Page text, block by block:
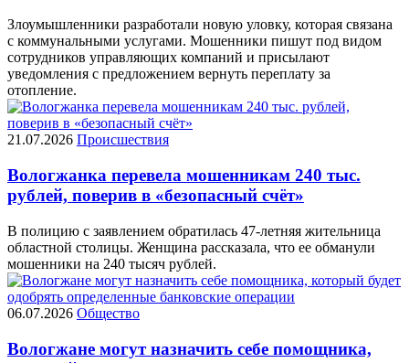
Злоумышленники разработали новую уловку, которая связана
с коммунальными услугами. Мошенники пишут под видом
сотрудников управляющих компаний и присылают
уведомления с предложением вернуть переплату за
отопление.
21.07.2026 Происшествия
Вологжанка перевела мошенникам 240 тыс.
рублей, поверив в «безопасный счёт»
В полицию с заявлением обратилась 47-летняя жительница
областной столицы. Женщина рассказала, что ее обманули
мошенники на 240 тысяч рублей.
06.07.2026 Общество
Вологжане могут назначить себе помощника,